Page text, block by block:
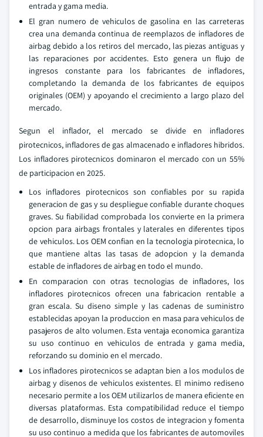
entrada y gama media.
El gran numero de vehiculos de gasolina en las carreteras
crea una demanda continua de reemplazos de infladores de
airbag debido a los retiros del mercado, las piezas antiguas y
las reparaciones por accidentes. Esto genera un flujo de
ingresos constante para los fabricantes de infladores,
completando la demanda de los fabricantes de equipos
originales (OEM) y apoyando el crecimiento a largo plazo del
mercado.
Segun el inflador, el mercado se divide en infladores
pirotecnicos, infladores de gas almacenado e infladores hibridos.
Los infladores pirotecnicos dominaron el mercado con un 55%
de participacion en 2025.
Los infladores pirotecnicos son confiables por su rapida
generacion de gas y su despliegue confiable durante choques
graves. Su fiabilidad comprobada los convierte en la primera
opcion para airbags frontales y laterales en diferentes tipos
de vehiculos. Los OEM confian en la tecnologia pirotecnica, lo
que mantiene altas las tasas de adopcion y la demanda
estable de infladores de airbag en todo el mundo.
En comparacion con otras tecnologias de infladores, los
infladores pirotecnicos ofrecen una fabricacion rentable a
gran escala. Su diseno simple y las cadenas de suministro
establecidas apoyan la produccion en masa para vehiculos de
pasajeros de alto volumen. Esta ventaja economica garantiza
su uso continuo en vehiculos de entrada y gama media,
reforzando su dominio en el mercado.
Los infladores pirotecnicos se adaptan bien a los modulos de
airbag y disenos de vehiculos existentes. El minimo rediseno
necesario permite a los OEM utilizarlos de manera eficiente en
diversas plataformas. Esta compatibilidad reduce el tiempo
de desarrollo, disminuye los costos de integracion y fomenta
su uso continuo a medida que los fabricantes de automoviles